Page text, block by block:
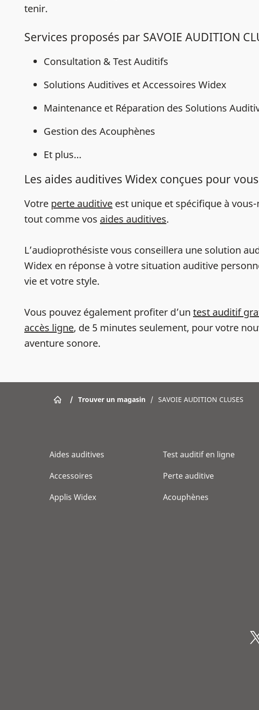
tenir.
Services proposés par SAVOIE AUDITION
Consultation & Test Auditifs
Solutions Auditives et Accessoires Widex
Maintenance et Réparation des Solutions
Gestion des Acouphènes
Et plus…
Les aides auditives Widex conçues pour vous
Votre perte auditive est unique et spécifique à
tout comme vos aides auditives.
L’audioprothésiste vous conseillera une solution
Widex en réponse à votre situation auditive
vie et votre style.
Vous pouvez également profiter d’un test auditif
accès ligne, de 5 minutes seulement, pour votre
aventure sonore.
/ Trouver un magasin / SAVOIE AUDITION CLUSES
Aides auditives
Accessoires
Applis Widex
Test auditif en ligne
Perte auditive
Acouphènes